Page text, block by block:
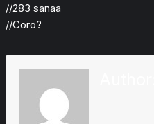
//283 sanaa
//Coro?